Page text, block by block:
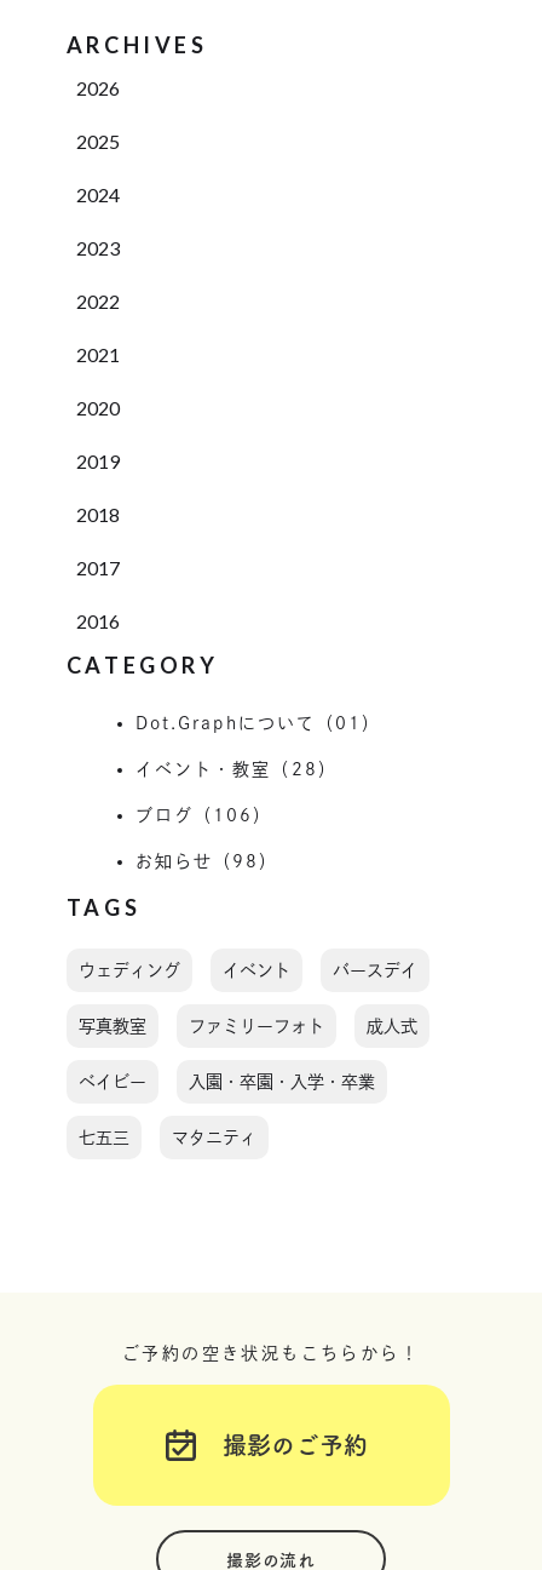
ARCHIVES
2026
2025
2024
2023
2022
2021
2020
2019
2018
2017
2016
CATEGORY
Dot.Graphについて（01）
イベント・教室（28）
ブログ（106）
お知らせ（98）
TAGS
ウェディング イベント バースデイ
写真教室 ファミリーフォト 成人式
ベイビー 入園・卒園・入学・卒業
七五三 マタニティ
ご予約の空き状況もこちらから！
撮影のご予約
撮影の流れ